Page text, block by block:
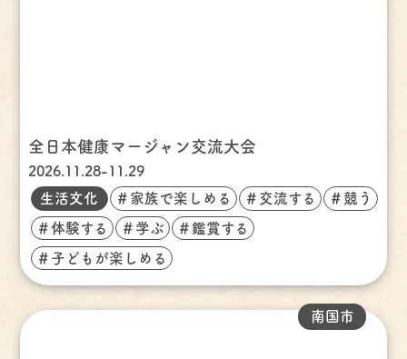
全日本健康マージャン交流大会
2026.11.28-11.29
生活文化 ＃家族で楽しめる ＃交流する ＃競う
＃体験する ＃学ぶ ＃鑑賞する
＃子どもが楽しめる
南国市